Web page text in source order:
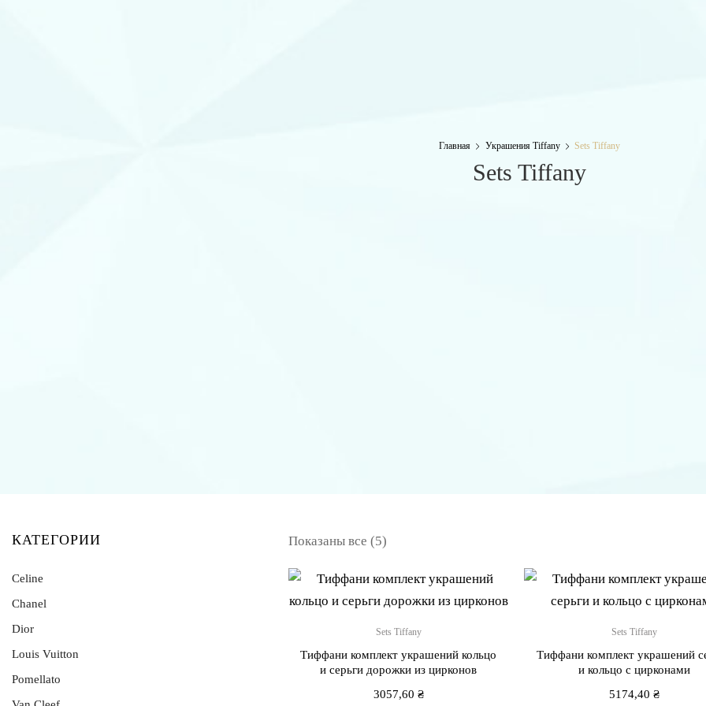
Главная Украшения Tiffany Sets Tiffany
Sets Tiffany
Показаны все (5)
Sets Tiffany
Тиффани комплект украшений кольцо
и серьги дорожки из цирконов
3057,60 ₴
Sets Tiffany
Тиффани комплект украшений
и кольцо с цирконами
5174,40 ₴
КАТЕГОРИИ
Celine
Браслеты Celine
Серьги Celine
Chanel
Sale
Браслеты Chanel
Броши Chanel
Бусы Chanel
Dior
Браслеты Dior
Подвески Dior
Серьги Dior
Louis Vuitton
Брелоки Louis Vuitton
Pomellato